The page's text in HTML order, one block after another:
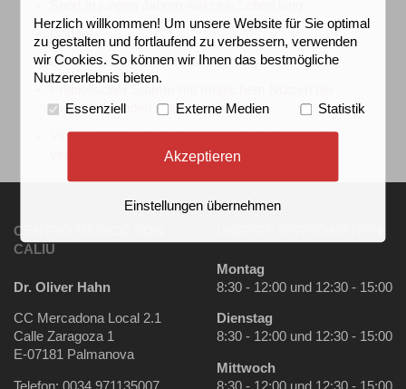
Carisolv
Zahnärztliche Kontrolluntersuchung
wiederkehrenden Harnwegsinfekten
Vitamin B12 in der Schwangerschaft: Nutzen für
vegetarisch lebende Mütter und ihre Kinder
CENTRO MÉDICO SON
CALIU
Dr. Oliver Hahn
CC Mercadona Local 2.1
Calle Zaragoza 1
E-07181 Palmanova
Montag
8:30 - 12:00 und 12:30 - 15:00
Dienstag
8:30 - 12:00 und 12:30 - 15:00
Mittwoch
Herzlich willkommen! Um unsere Website für Sie optimal
zu gestalten und fortlaufend zu verbessern, verwenden
wir Cookies. So können wir Ihnen das bestmögliche
Nutzererlebnis bieten.
Essenziell Externe Medien Statistik
Akzeptieren
Einstellungen übernehmen